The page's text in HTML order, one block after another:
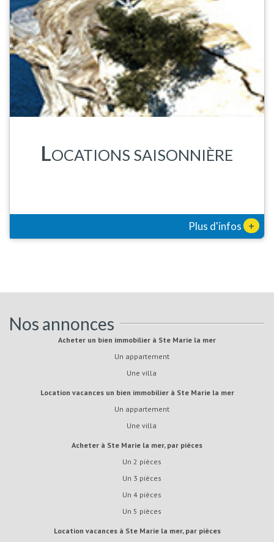
LOCATIONS SAISONNIÈRE
Plus d'infos +
Nos annonces
Acheter un bien immobilier à Ste Marie la mer
Un appartement
Une villa
Location vacances un bien immobilier à Ste Marie la mer
Un appartement
Une villa
Acheter à Ste Marie la mer, par pièces
Un 2 pièces
Un 3 pièces
Un 4 pièces
Un 5 pièces
Location vacances à Ste Marie la mer, par pièces